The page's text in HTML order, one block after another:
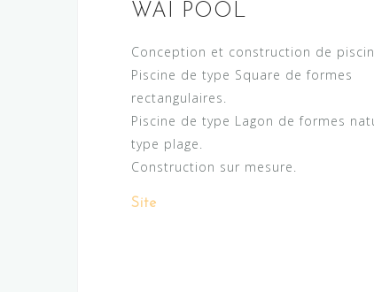
WAI POOL
Conception et construction de
Piscine de type Square de formes
rectangulaires.
Piscine de type Lagon de formes
type plage.
Construction sur mesure.
Site